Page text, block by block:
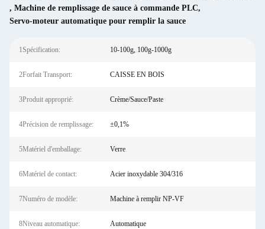
, Machine de remplissage de sauce à commande PLC,
Servo-moteur automatique pour remplir la sauce
1Spécification: 10-100g, 100g-1000g
2Forfait Transport: CAISSE EN BOIS
3Produit approprié: Crème/Sauce/Paste
4Précision de remplissage: ±0,1%
5Matériel d'emballage: Verre
6Matériel de contact: Acier inoxydable 304/316
7Numéro de modèle: Machine à remplir NP-VF
8Niveau automatique: Automatique